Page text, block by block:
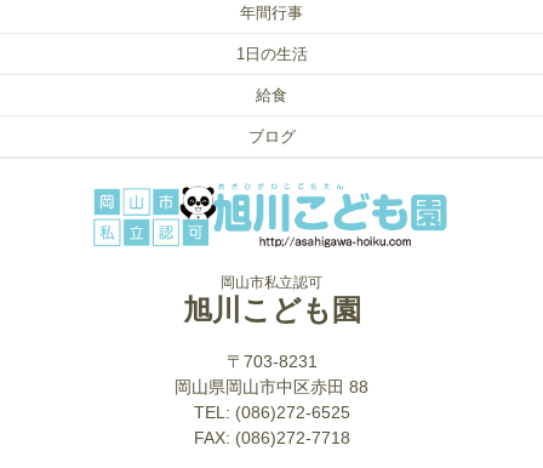
年間行事
1日の生活
給食
ブログ
岡山市私立認可
旭川こども園
〒703-8231
岡山県岡山市中区赤田 88
TEL: (086)272-6525
FAX: (086)272-7718